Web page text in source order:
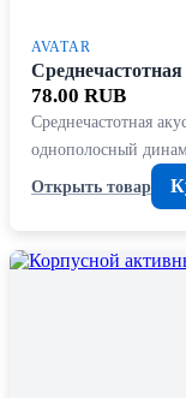
AVATAR
78.00 RUB
Среднечастотная
однополосный
Открыть товар